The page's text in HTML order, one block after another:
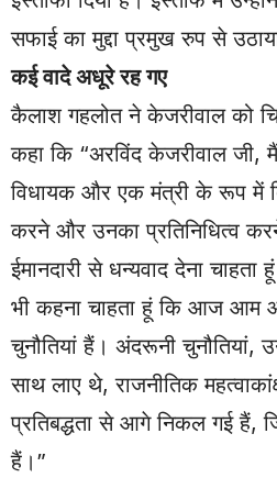
सफाई का मुद्दा प्रमुख रुप से
कई वादे अधूरे रह गए
कैलाश गहलोत ने केजरीवाल को
कहा कि “अरविंद केजरीवाल
विधायक और एक मंत्री के रूप में
करने और उनका प्रतिनिधित्व
ईमानदारी से धन्यवाद देना
भी कहना चाहता हूं कि आज आम
चुनौतियां हैं। अंदरूनी चुनौतियां,
साथ लाए थे, राजनीतिक
प्रतिबद्धता से आगे निकल गई हैं,
हैं।”